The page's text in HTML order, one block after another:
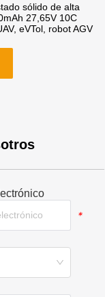
sólido de alta
27,65V 10C
eVTol, robot AGV
*